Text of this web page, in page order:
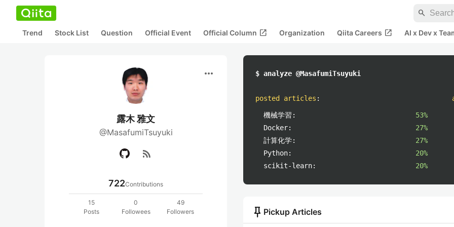
search
Trend Stock List Question Official Event Official Column open_in_new Organization Qiita Careers open_in_new AI x Dev x
more_horiz
露木 雅文
@MasafumiTsuyuki
rss_feed
722Contributions
15
Posts
0
Followees
49
Followers
$ analyze @MasafumiTsuyuki
posted articles :
機械学習:
53%
Docker:
27%
計算化学:
27%
Python:
20%
scikit-learn:
20%
push_pin Pickup Articles